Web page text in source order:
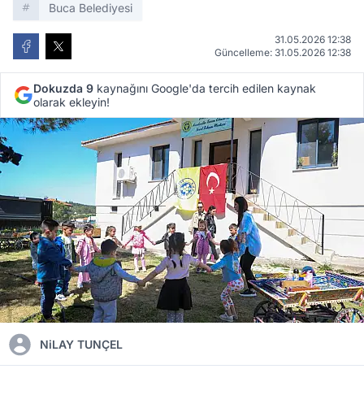
Buca Belediyesi
31.05.2026 12:38
Güncelleme: 31.05.2026 12:38
Dokuzda 9 kaynağını Google'da tercih edilen kaynak
olarak ekleyin!
NiLAY TUNÇEL